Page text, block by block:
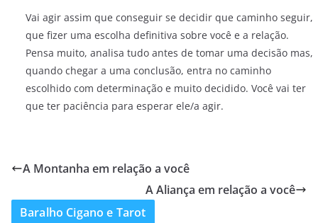
Vai agir assim que conseguir se decidir que caminho seguir,
que fizer uma escolha definitiva sobre você e a relação.
Pensa muito, analisa tudo antes de tomar uma decisão mas,
quando chegar a uma conclusão, entra no caminho
escolhido com determinação e muito decidido. Você vai ter
que ter paciência para esperar ele/a agir.
A Montanha em relação a você
A Aliança em relação a você
Baralho Cigano e Tarot